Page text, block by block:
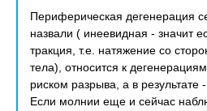
Периферическая дегенерация
назвали ( инеевидная - значит
тракция, т.е. натяжение со
тела), относится к
риском разрыва, а в результате -
Если молнии еще и сейчас